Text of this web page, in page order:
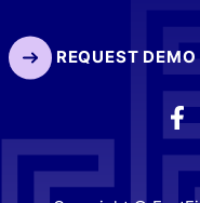
REQUEST DEMO